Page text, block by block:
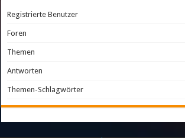
Registrierte Benutzer
Foren
Themen
Antworten
Themen-Schlagwörter